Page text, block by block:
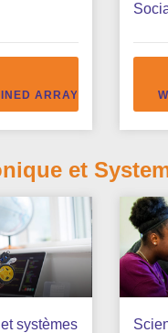
ARRAY KEY
et
systèmes